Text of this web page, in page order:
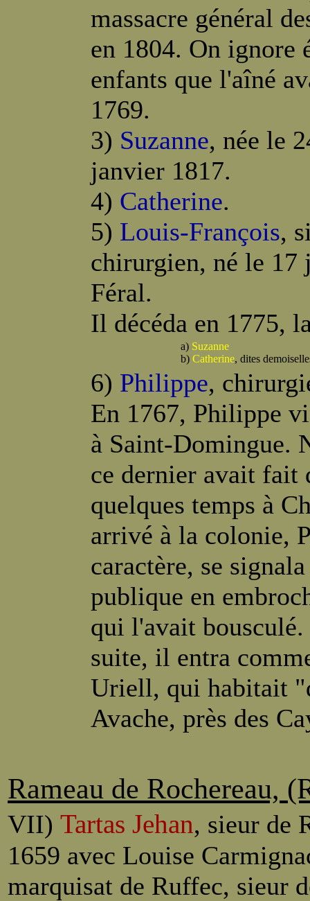
massacre général
en 1804. On ignore
enfants que l'aîné
1769.
3) Suzanne, née le
janvier 1817.
4) Catherine.
5) Louis-François,
chirurgien, né le 17
Féral.
Il décéda en 1775,
a) Suzanne
b) Catherine, dites
6) Philippe,
En 1767, Philippe
à Saint-Domingue.
ce dernier avait fait
quelques temps à
arrivé à la colonie,
caractère, se
publique en
qui l'avait bousculé.
suite, il entra
Uriell, qui habitait
Avache, près des
Rameau de Rochereau,
VII) Tartas Jehan, sieur de
1659 avec Louise
marquisat de Ruffec, sieur